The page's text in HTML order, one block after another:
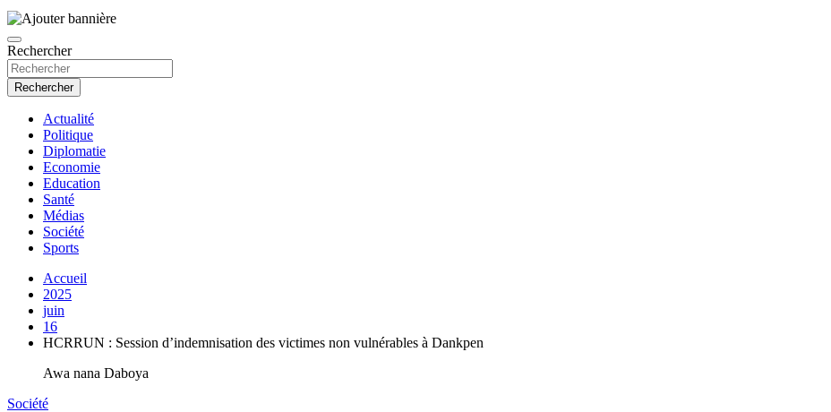
Rechercher
Rechercher
Actualité
Politique
Diplomatie
Economie
Education
Santé
Médias
Société
Sports
Accueil
2025
juin
16
HCRRUN : Session d’indemnisation des victimes non vulnérables à Dankpen
Awa nana Daboya
Société